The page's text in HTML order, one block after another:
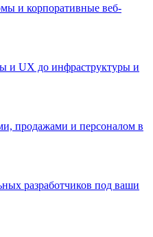
и корпоративные веб-
и UX до инфраструктуры и
продажами и персоналом в
разработчиков под ваши